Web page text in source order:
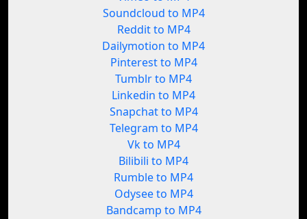
Soundcloud to MP4
Reddit to MP4
Dailymotion to MP4
Pinterest to MP4
Tumblr to MP4
Linkedin to MP4
Snapchat to MP4
Telegram to MP4
Vk to MP4
Bilibili to MP4
Rumble to MP4
Odysee to MP4
Bandcamp to MP4